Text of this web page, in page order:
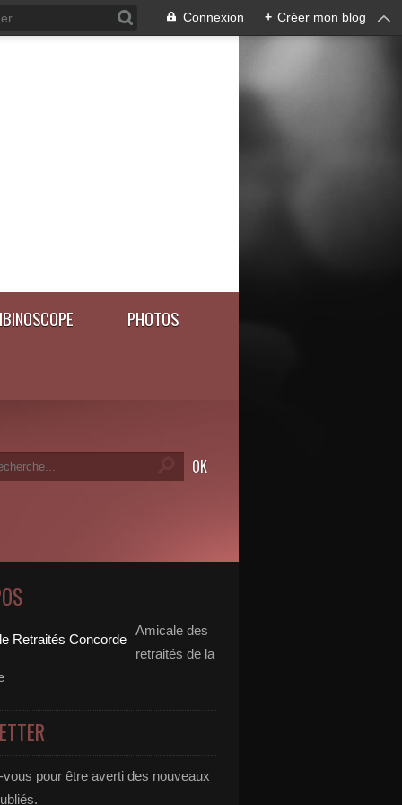
Connexion + Créer mon blog
PHOTOS
Amicale des
retraités de la
pour être averti des nouveaux